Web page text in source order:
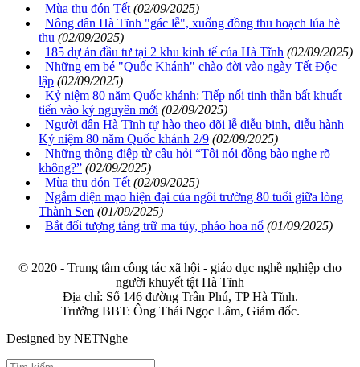
Mùa thu đón Tết (02/09/2025)
Nông dân Hà Tĩnh "gác lễ", xuống đồng thu hoạch lúa hè
thu (02/09/2025)
185 dự án đầu tư tại 2 khu kinh tế của Hà Tĩnh (02/09/2025)
Những em bé "Quốc Khánh" chào đời vào ngày Tết Độc
lập (02/09/2025)
Kỷ niệm 80 năm Quốc khánh: Tiếp nối tinh thần bất khuất
tiến vào kỷ nguyên mới (02/09/2025)
Người dân Hà Tĩnh tự hào theo dõi lễ diễu binh, diễu hành
Kỷ niệm 80 năm Quốc khánh 2/9 (02/09/2025)
Những thông điệp từ câu hỏi “Tôi nói đồng bào nghe rõ
không?” (02/09/2025)
Mùa thu đón Tết (02/09/2025)
Ngắm diện mạo hiện đại của ngôi trường 80 tuổi giữa lòng
Thành Sen (01/09/2025)
Bắt đối tượng tàng trữ ma túy, pháo hoa nổ (01/09/2025)
© 2020 - Trung tâm công tác xã hội - giáo dục nghề nghiệp cho
người khuyết tật Hà Tĩnh
Địa chỉ: Số 146 đường Trần Phú, TP Hà Tĩnh.
Trưởng BBT: Ông Thái Ngọc Lâm, Giám đốc.
Designed by NETNghe